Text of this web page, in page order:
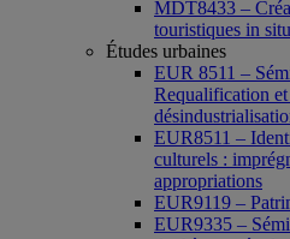
MDT8433 –
touristiques in situ
Études urbaines
EUR 8511 –
Requalification
EUR8511 –
culturels :
appropriations
EUR9119 –
EUR9335 –